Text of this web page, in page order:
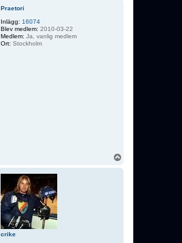
Praetori
Inlägg: 16074
Blev medlem: 2010-03-22
Medlem: Ja, vanlig medlem
Ort: Stockholm
crike